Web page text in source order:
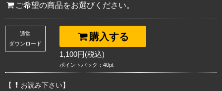
ご希望の商品をお選びください。
購入する
通常
ダウンロード
1,100円(税込)
ポイントバック：40pt
【
お読み下さい】